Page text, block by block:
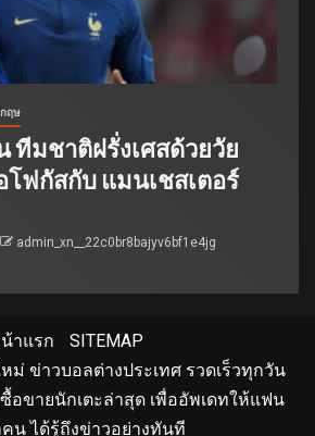
ฤษ
ทีมชาติฝรั่งเศสด้วยวัย
โฟกัสกับ แมนเชสเตอร์
admin_xn__22c0br8bajyv6bf1e4jg
าแรก
SITEMAP
ม่ ข่าวบอลต่างประเทศ รวดเร็วทุกวัน
อขายนักเตะล่าสุด เพื่ออัพเดทให้แฟน
น ได้รู้ถึงข่าวอย่างทันที